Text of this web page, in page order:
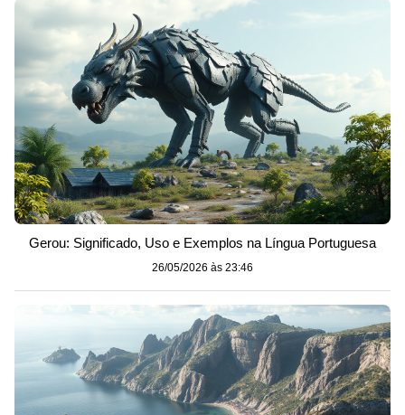
Gerou: Significado, Uso e Exemplos na Língua Portuguesa
26/05/2026 às 23:46